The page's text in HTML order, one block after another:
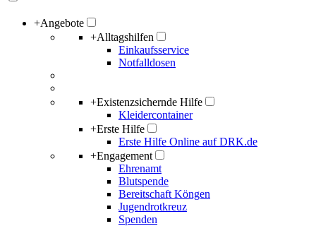
+Angebote
+Alltagshilfen
Einkaufsservice
Notfalldosen
+Existenzsichernde Hilfe
Kleidercontainer
+Erste Hilfe
Erste Hilfe Online auf DRK.de
+Engagement
Ehrenamt
Blutspende
Bereitschaft Köngen
Jugendrotkreuz
Spenden